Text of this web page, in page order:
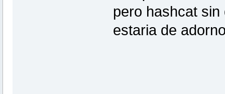
pero hashcat
estaria de